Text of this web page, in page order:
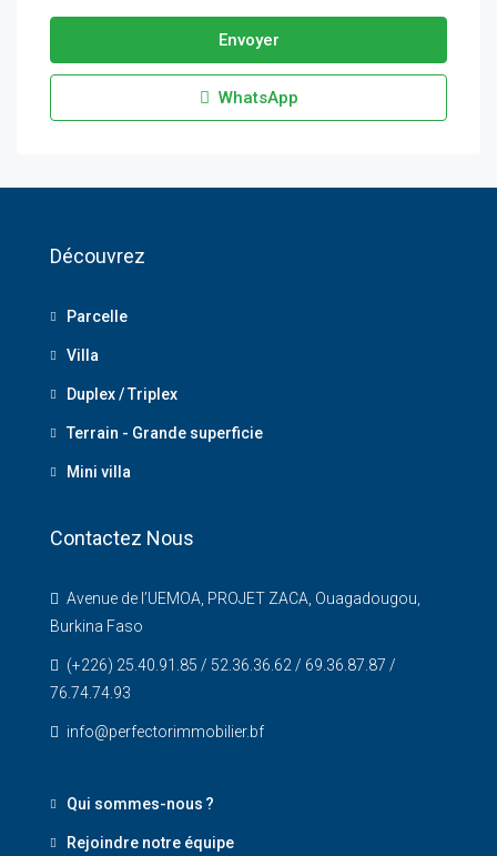
Envoyer
WhatsApp
Découvrez
Parcelle
Villa
Duplex / Triplex
Terrain - Grande superficie
Mini villa
Contactez Nous
Avenue de l’UEMOA, PROJET ZACA, Ouagadougou,
Burkina Faso
(+226) 25.40.91.85 / 52.36.36.62 / 69.36.87.87 /
76.74.74.93
info@perfectorimmobilier.bf
Qui sommes-nous ?
Rejoindre notre équipe